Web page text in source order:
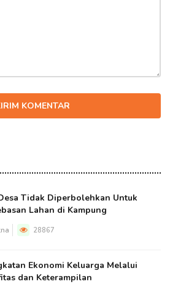
KOMENTAR
Tidak Diperbolehkan Untuk
Lahan di Kampung
28867
Ekonomi Keluarga Melalui
dan Keterampilan